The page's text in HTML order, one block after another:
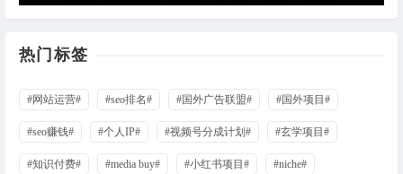
热门标签
#网站运营# #seo排名# #国外广告联盟# #国外项目#
#seo赚钱# #个人IP# #视频号分成计划# #玄学项目#
#知识付费# #media buy# #小红书项目# #niche#